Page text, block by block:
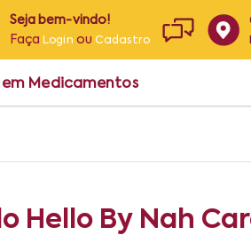
Seja bem-vindo!
Faça Login ouCadastro
Medicamentos
Hello By Nah